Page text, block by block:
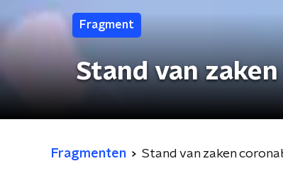
Fragment
Stand van
Fragmenten Stand van zaken